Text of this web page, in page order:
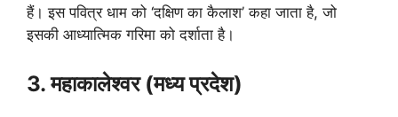
हैं। इस पवित्र धाम को ‘दक्षिण का कैलाश’ कहा जाता है, जो
इसकी आध्यात्मिक गरिमा को दर्शाता है।
3. महाकालेश्वर (मध्य प्रदेश)